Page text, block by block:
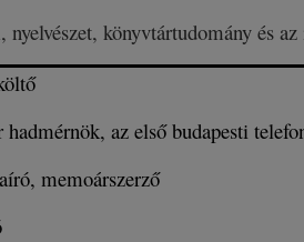
könyvtártudomány és
hadmérnök, az első budapesti
memoárszerző